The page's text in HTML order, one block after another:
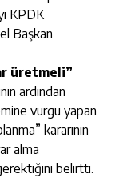
KPDK
Başkan
üretmeli”
ardından
vurgu yapan
kararının
alma
belirtti.